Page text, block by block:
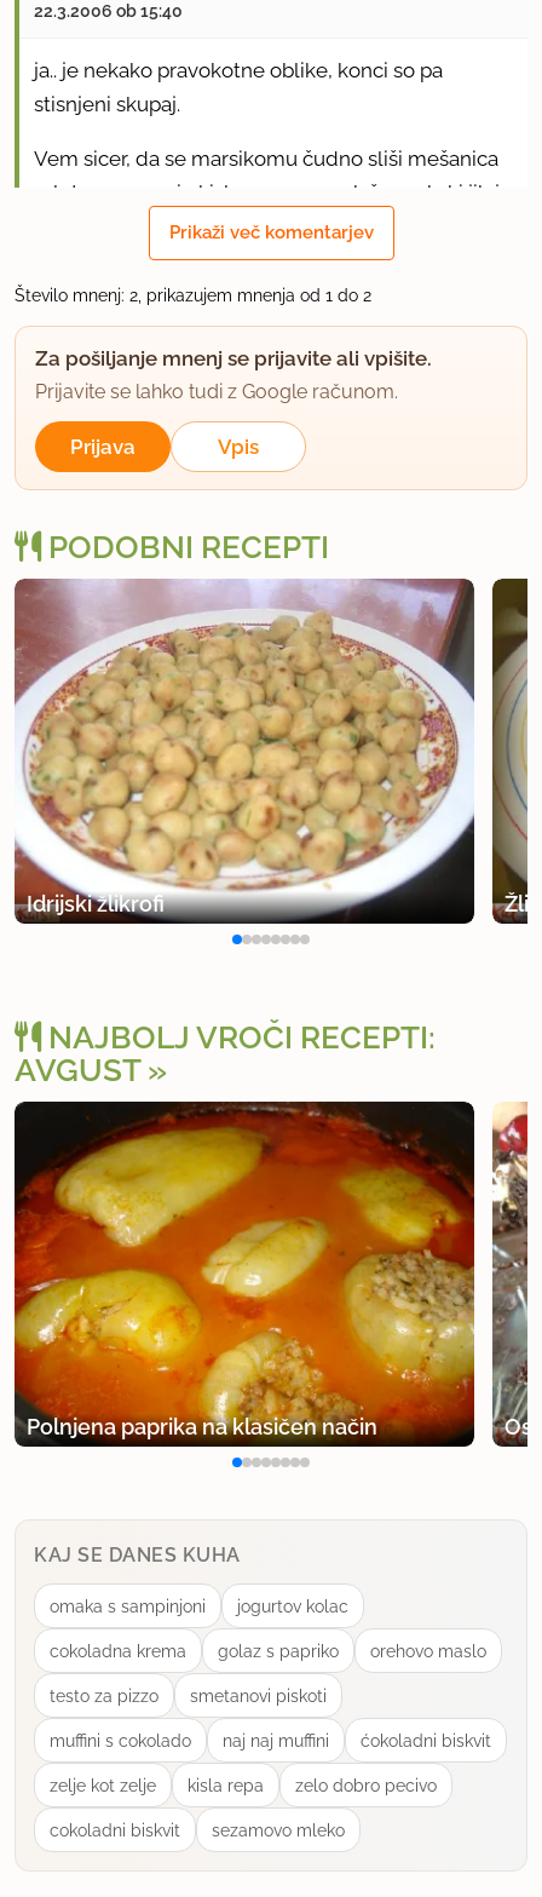
22.3.2006 ob 15:40
ja.. je nekako pravokotne oblike, konci so pa
stisnjeni skupaj.
Vem sicer, da se marsikomu čudno sliši mešanica
mletega mesa in kisle repe, ampak še vsak, ki jih je
probal, je to zelo pohvalil. Meni se zdijo super
zadeva, drugače sploh ne bi objavila recepta:)
uporabno
Prikaži več komentarjev
Število mnenj: 2, prikazujem mnenja od 1 do 2
Za pošiljanje mnenj se prijavite ali vpišite.
Prijavite se lahko tudi z Google računom.
Prijava Vpis
PODOBNI RECEPTI
Idrijski žlikrofi
NAJBOLJ VROČI RECEPTI:
AVGUST
Polnjena paprika na klasičen način
KAJ SE DANES KUHA
omaka s sampinjoni jogurtov kolac
cokoladna krema golaz s papriko orehovo maslo
testo za pizzo smetanovi piskoti
muffini s cokolado naj naj muffini ćokoladni biskvit
zelje kot zelje kisla repa zelo dobro pecivo
cokoladni biskvit sezamovo mleko